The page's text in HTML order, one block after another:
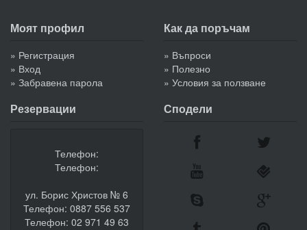
Моят профил
» Регистрация
» Вход
» Забравена парола
Как да поръчам
» Въпроси
» Полезно
» Условия за ползване
Резервации
Телефон:
Телефон:
ул. Борис Христов № 6
Телефон: 0887 556 537
Телефон: 02 971 49 63
Сподели